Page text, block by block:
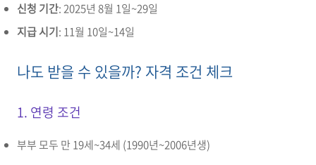
신청 기간: 2025년 8월 1일~29일
지급 시기: 11월 10일~14일
나도 받을 수 있을까? 자격 조건 체크
1. 연령 조건
부부 모두 만 19세~34세 (1990년~2006년생)